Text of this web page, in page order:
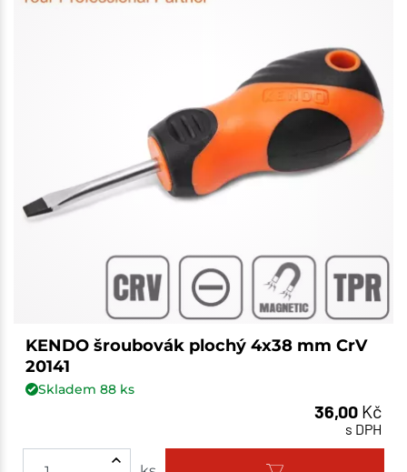
KENDO šroubovák plochý 4x38 mm CrV
20141
Skladem 88ks
36,00 Kč
s DPH